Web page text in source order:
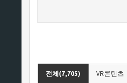
전체(7,705) VR콘텐츠